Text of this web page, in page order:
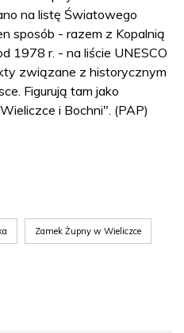
na listę Światowego
sposób - razem z Kopalnią
1978 r. - na liście UNESCO
związane z historycznym
Figurują tam jako
i Bochni". (PAP)
Zamek Żupny w Wieliczce